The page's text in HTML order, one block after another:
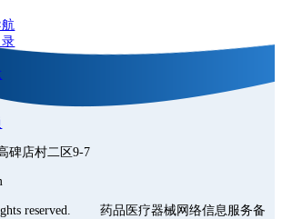
碑店村二区9-7
reserved. 药品医疗器械网络信息服务备